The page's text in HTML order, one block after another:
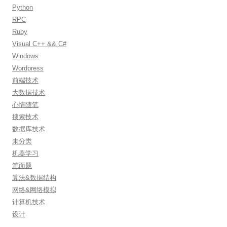
Python
RPC
Ruby
Visual C++ && C#
Windows
Wordpress
前端技术
大数据技术
心情随笔
搜索技术
数据库技术
未分类
机器学习
笔面题
算法&数据结构
网络&网络模拟
计算机技术
设计